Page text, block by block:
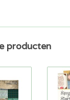
producten